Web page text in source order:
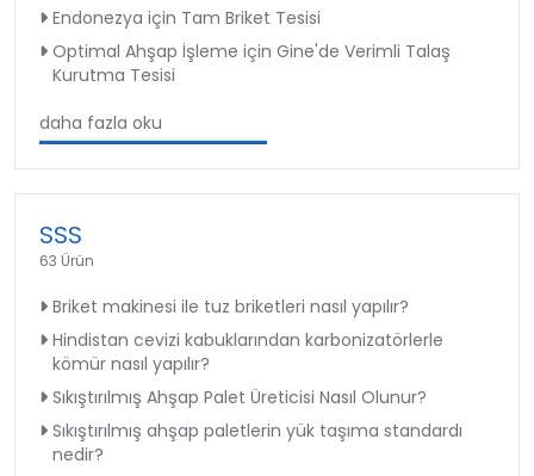
Endonezya için Tam Briket Tesisi
Optimal Ahşap İşleme için Gine'de Verimli Talaş
Kurutma Tesisi
daha fazla oku
SSS
63 Ürün
Briket makinesi ile tuz briketleri nasıl yapılır?
Hindistan cevizi kabuklarından karbonizatörlerle
kömür nasıl yapılır?
Sıkıştırılmış Ahşap Palet Üreticisi Nasıl Olunur?
Sıkıştırılmış ahşap paletlerin yük taşıma standardı
nedir?